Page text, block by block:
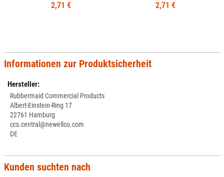
2,71 € 2,71 €
Informationen zur Produktsicherheit
Hersteller:
Rubbermaid Commercial Products
Albert-Einstein-Ring 17
22761 Hamburg
ccs.central@newellco.com
DE
Kunden suchten nach